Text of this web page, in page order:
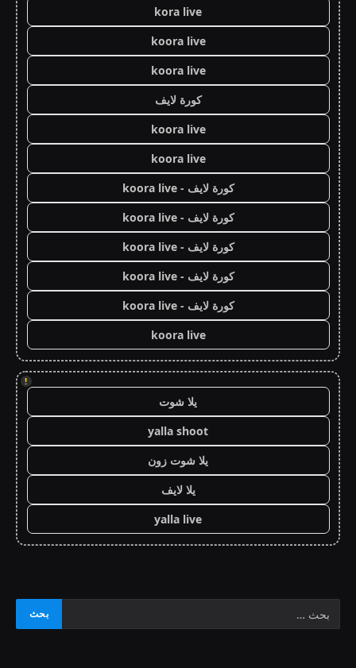
kora live
koora live
koora live
كورة لايف
koora live
koora live
كورة لايف - koora live
كورة لايف - koora live
كورة لايف - koora live
كورة لايف - koora live
كورة لايف - koora live
koora live
!
يلا شوت
yalla shoot
يلا شوت زون
يلا لايف
yalla live